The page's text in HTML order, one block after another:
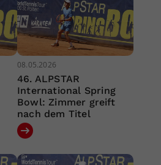
08.05.2026
46. ALPSTAR
International Spring
Bowl: Zimmer greift
nach dem Titel